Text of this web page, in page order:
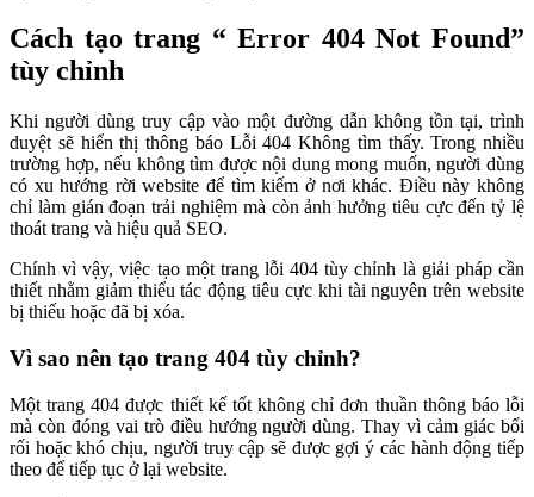
Cách tạo trang “ Error 404 Not Found”
tùy chỉnh
Khi người dùng truy cập vào một đường dẫn không tồn tại, trình
duyệt sẽ hiển thị thông báo Lỗi 404 Không tìm thấy. Trong nhiều
trường hợp, nếu không tìm được nội dung mong muốn, người dùng
có xu hướng rời website để tìm kiếm ở nơi khác. Điều này không
chỉ làm gián đoạn trải nghiệm mà còn ảnh hưởng tiêu cực đến tỷ lệ
thoát trang và hiệu quả SEO.
Chính vì vậy, việc tạo một trang lỗi 404 tùy chỉnh là giải pháp cần
thiết nhằm giảm thiểu tác động tiêu cực khi tài nguyên trên website
bị thiếu hoặc đã bị xóa.
Vì sao nên tạo trang 404 tùy chỉnh?
Một trang 404 được thiết kế tốt không chỉ đơn thuần thông báo lỗi
mà còn đóng vai trò điều hướng người dùng. Thay vì cảm giác bối
rối hoặc khó chịu, người truy cập sẽ được gợi ý các hành động tiếp
theo để tiếp tục ở lại website.